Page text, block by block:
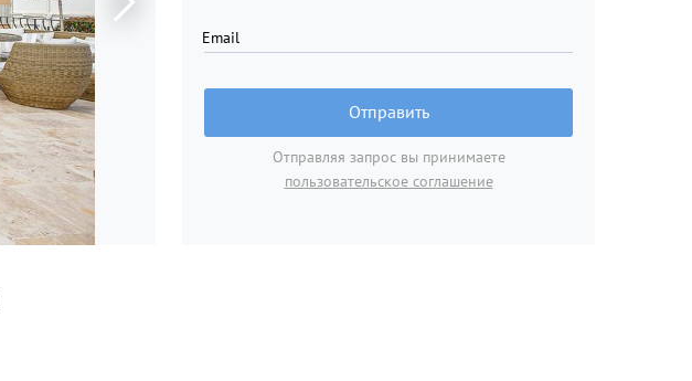
Email
Отправить
Отправляя запрос вы принимаете
пользовательское соглашение